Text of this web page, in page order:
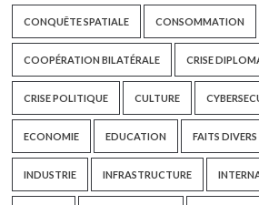
CONQUÊTE SPATIALE CONSOMMATION
COOPÉRATION BILATÉRALE CRISE
CRISE POLITIQUE CULTURE
ECONOMIE EDUCATION FAITS DIVERS
INDUSTRIE INFRASTRUCTURE